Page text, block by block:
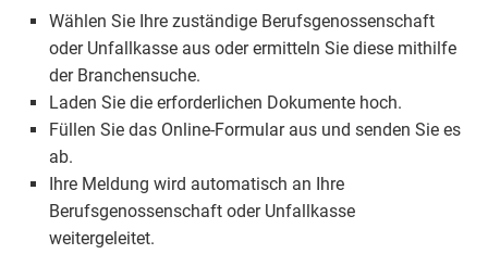
Wählen Sie Ihre zuständige Berufsgenossenschaft
oder Unfallkasse aus oder ermitteln Sie diese mithilfe
der Branchensuche.
Laden Sie die erforderlichen Dokumente hoch.
Füllen Sie das Online-Formular aus und senden Sie es
ab.
Ihre Meldung wird automatisch an Ihre
Berufsgenossenschaft oder Unfallkasse
weitergeleitet.